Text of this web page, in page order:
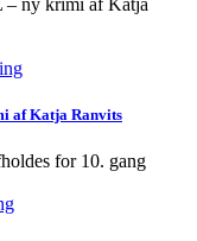
af Katja Ranvits